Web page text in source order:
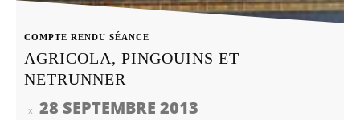
COMPTE RENDU SÉANCE
AGRICOLA, PINGOUINS ET
NETRUNNER
28 SEPTEMBRE 2013